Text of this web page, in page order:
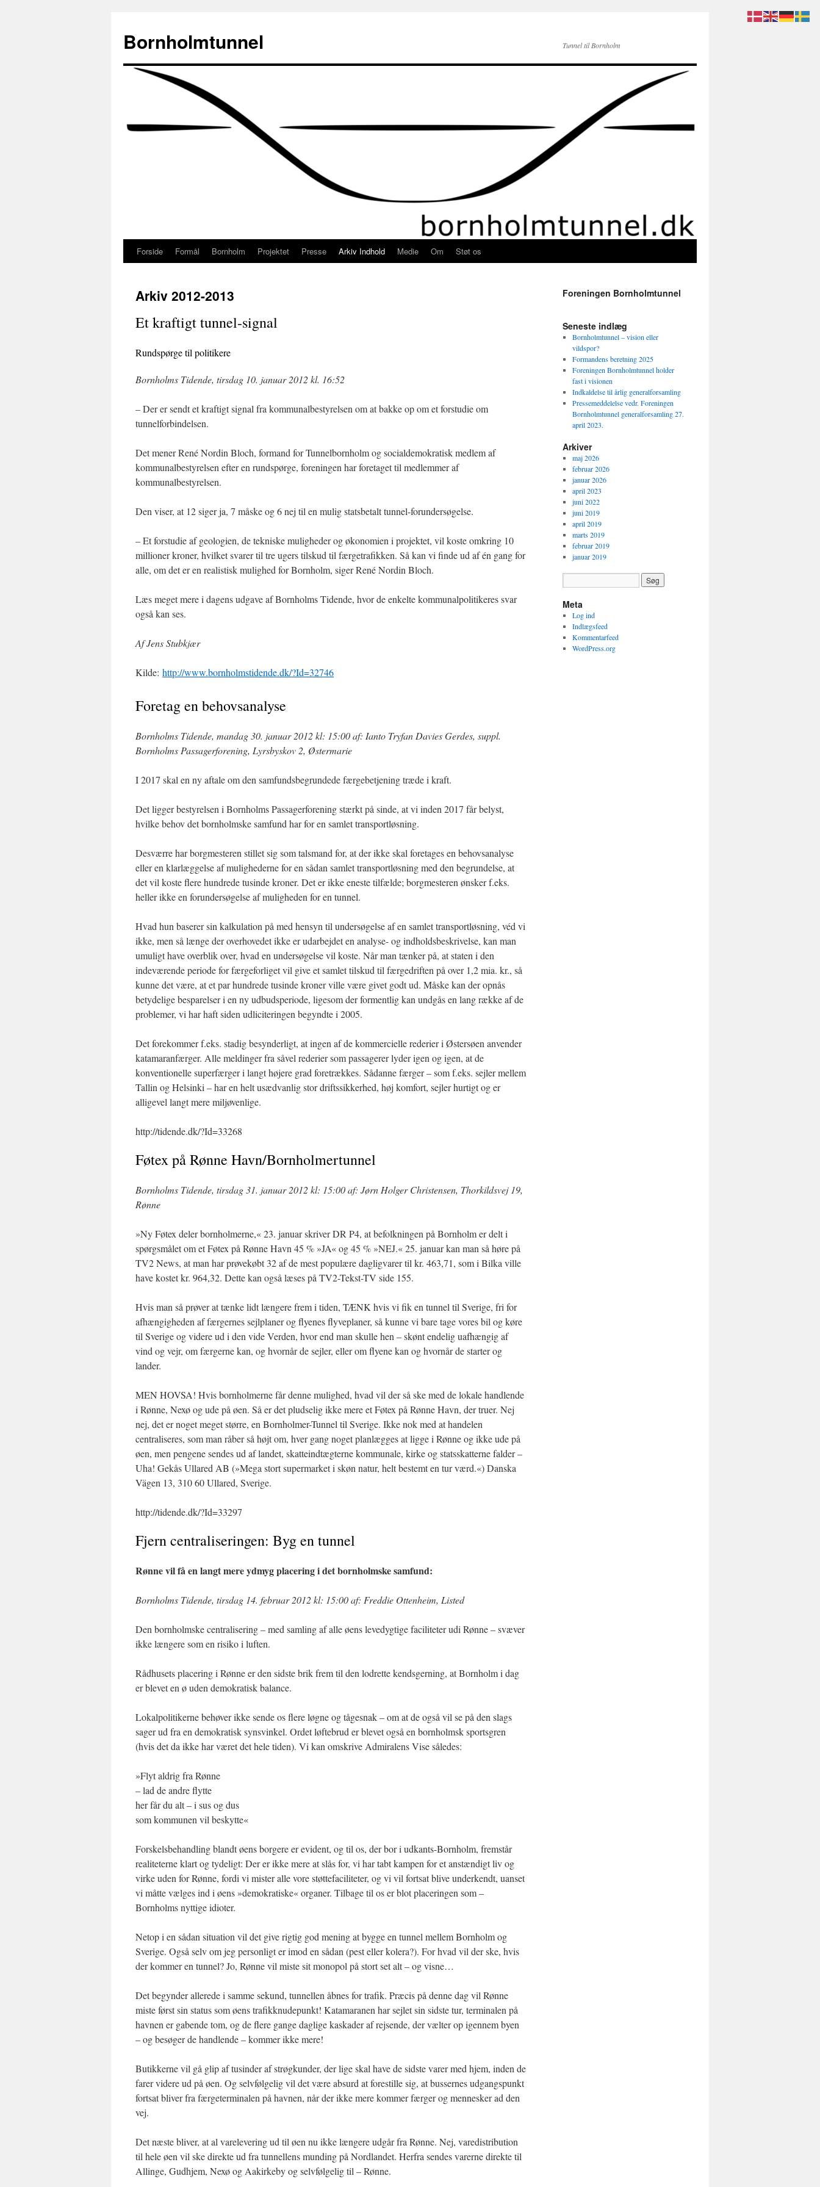
Bornholmtunnel Tunnel til Bornholm
Hop
indhold
Forside Formål Bornholm Projektet Presse Arkiv Indhold Medie Om Støt os
Arkiv 2012-2013
Et kraftigt tunnel-signal
Rundspørge til politikere
Bornholms Tidende, tirsdag 10. januar 2012 kl. 16:52
– Der er sendt et kraftigt signal fra kommunalbestyrelsen om at bakke op om et forstudie om
tunnelforbindelsen.
Det mener René Nordin Bloch, formand for Tunnelbornholm og socialdemokratisk medlem af
kommunalbestyrelsen efter en rundspørge, foreningen har foretaget til medlemmer af
kommunalbestyrelsen.
Den viser, at 12 siger ja, 7 måske og 6 nej til en mulig statsbetalt tunnel-forundersøgelse.
– Et forstudie af geologien, de tekniske muligheder og økonomien i projektet, vil koste omkring 10
millioner kroner, hvilket svarer til tre ugers tilskud til færgetrafikken. Så kan vi finde ud af én gang for
alle, om det er en realistisk mulighed for Bornholm, siger René Nordin Bloch.
Læs meget mere i dagens udgave af Bornholms Tidende, hvor de enkelte kommunalpolitikeres svar
også kan ses.
Af Jens Stubkjær
Kilde: http://www.bornholmstidende.dk/?Id=32746
Foretag en behovsanalyse
Bornholms Tidende, mandag 30. januar 2012 kl: 15:00 af: Ianto Tryfan Davies Gerdes, suppl.
Bornholms Passagerforening, Lyrsbyskov 2, Østermarie
I 2017 skal en ny aftale om den samfundsbegrundede færgebetjening træde i kraft.
Det ligger bestyrelsen i Bornholms Passagerforening stærkt på sinde, at vi inden 2017 får belyst,
hvilke behov det bornholmske samfund har for en samlet transportløsning.
Desværre har borgmesteren stillet sig som talsmand for, at der ikke skal foretages en behovsanalyse
eller en klarlæggelse af mulighederne for en sådan samlet transportløsning med den begrundelse, at
det vil koste flere hundrede tusinde kroner. Det er ikke eneste tilfælde; borgmesteren ønsker f.eks.
heller ikke en forundersøgelse af muligheden for en tunnel.
Hvad hun baserer sin kalkulation på med hensyn til undersøgelse af en samlet transportløsning, véd vi
ikke, men så længe der overhovedet ikke er udarbejdet en analyse- og indholdsbeskrivelse, kan man
umuligt have overblik over, hvad en undersøgelse vil koste. Når man tænker på, at staten i den
indeværende periode for færgeforliget vil give et samlet tilskud til færgedriften på over 1,2 mia. kr., så
kunne det være, at et par hundrede tusinde kroner ville være givet godt ud. Måske kan der opnås
betydelige besparelser i en ny udbudsperiode, ligesom der formentlig kan undgås en lang række af de
problemer, vi har haft siden udliciteringen begyndte i 2005.
Det forekommer f.eks. stadig besynderligt, at ingen af de kommercielle rederier i Østersøen anvender
katamaranfærger. Alle meldinger fra såvel rederier som passagerer lyder igen og igen, at de
konventionelle superfærger i langt højere grad foretrækkes. Sådanne færger – som f.eks. sejler mellem
Tallin og Helsinki – har en helt usædvanlig stor driftssikkerhed, høj komfort, sejler hurtigt og er
alligevel langt mere miljøvenlige.
http://tidende.dk/?Id=33268
Føtex på Rønne Havn/Bornholmertunnel
Bornholms Tidende, tirsdag 31. januar 2012 kl: 15:00 af: Jørn Holger Christensen, Thorkildsvej 19,
Rønne
»Ny Føtex deler bornholmerne,« 23. januar skriver DR P4, at befolkningen på Bornholm er delt i
spørgsmålet om et Føtex på Rønne Havn 45 % »JA« og 45 % »NEJ.« 25. januar kan man så høre på
TV2 News, at man har prøvekøbt 32 af de mest populære dagligvarer til kr. 463,71, som i Bilka ville
have kostet kr. 964,32. Dette kan også læses på TV2-Tekst-TV side 155.
Hvis man så prøver at tænke lidt længere frem i tiden, TÆNK hvis vi fik en tunnel til Sverige, fri for
afhængigheden af færgernes sejlplaner og flyenes flyveplaner, så kunne vi bare tage vores bil og køre
til Sverige og videre ud i den vide Verden, hvor end man skulle hen – skønt endelig uafhængig af
vind og vejr, om færgerne kan, og hvornår de sejler, eller om flyene kan og hvornår de starter og
lander.
MEN HOVSA! Hvis bornholmerne får denne mulighed, hvad vil der så ske med de lokale handlende
i Rønne, Nexø og ude på øen. Så er det pludselig ikke mere et Føtex på Rønne Havn, der truer. Nej
nej, det er noget meget større, en Bornholmer-Tunnel til Sverige. Ikke nok med at handelen
centraliseres, som man råber så højt om, hver gang noget planlægges at ligge i Rønne og ikke ude på
øen, men pengene sendes ud af landet, skatteindtægterne kommunale, kirke og statsskatterne falder –
Uha! Gekås Ullared AB (»Mega stort supermarket i skøn natur, helt bestemt en tur værd.«) Danska
Vägen 13, 310 60 Ullared, Sverige.
http://tidende.dk/?Id=33297
Fjern centraliseringen: Byg en tunnel
Rønne vil få en langt mere ydmyg placering i det bornholmske samfund:
Bornholms Tidende, tirsdag 14. februar 2012 kl: 15:00 af: Freddie Ottenheim, Listed
Den bornholmske centralisering – med samling af alle øens levedygtige faciliteter udi Rønne – svæver
ikke længere som en risiko i luften.
Rådhusets placering i Rønne er den sidste brik frem til den lodrette kendsgerning, at Bornholm i dag
er blevet en ø uden demokratisk balance.
Lokalpolitikerne behøver ikke sende os flere løgne og tågesnak – om at de også vil se på den slags
sager ud fra en demokratisk synsvinkel. Ordet løftebrud er blevet også en bornholmsk sportsgren
(hvis det da ikke har været det hele tiden). Vi kan omskrive Admiralens Vise således:
»Flyt aldrig fra Rønne
– lad de andre flytte
her får du alt – i sus og dus
som kommunen vil beskytte«
Forskelsbehandling blandt øens borgere er evident, og til os, der bor i udkants-Bornholm, fremstår
realiteterne klart og tydeligt: Der er ikke mere at slås for, vi har tabt kampen for et anstændigt liv og
virke uden for Rønne, fordi vi mister alle vore støttefaciliteter, og vi vil fortsat blive underkendt, uanset
vi måtte vælges ind i øens »demokratiske« organer. Tilbage til os er blot placeringen som –
Bornholms nyttige idioter.
Netop i en sådan situation vil det give rigtig god mening at bygge en tunnel mellem Bornholm og
Sverige. Også selv om jeg personligt er imod en sådan (pest eller kolera?). For hvad vil der ske, hvis
der kommer en tunnel? Jo, Rønne vil miste sit monopol på stort set alt – og visne…
Det begynder allerede i samme sekund, tunnellen åbnes for trafik. Præcis på denne dag vil Rønne
miste først sin status som øens trafikknudepunkt! Katamaranen har sejlet sin sidste tur, terminalen på
havnen er gabende tom, og de flere gange daglige kaskader af rejsende, der vælter op igennem byen
– og besøger de handlende – kommer ikke mere!
Butikkerne vil gå glip af tusinder af strøgkunder, der lige skal have de sidste varer med hjem, inden de
farer videre ud på øen. Og selvfølgelig vil det være absurd at forestille sig, at bussernes udgangspunkt
fortsat bliver fra færgeterminalen på havnen, når der ikke mere kommer færger og mennesker ad den
vej.
Det næste bliver, at al varelevering ud til øen nu ikke længere udgår fra Rønne. Nej, varedistribution
til hele øen vil ske direkte ud fra tunnellens munding på Nordlandet. Herfra sendes varerne direkte til
Allinge, Gudhjem, Nexø og Aakirkeby og selvfølgelig til – Rønne.
Foreningen Bornholmtunnel
Seneste indlæg
Bornholmtunnel – vision eller
vildspor?
Formandens beretning 2025
Foreningen Bornholmtunnel holder
fast i visionen
Indkaldelse til årlig generalforsamling
Pressemeddelelse vedr. Foreningen
Bornholmtunnel generalforsamling 27.
april 2023.
Arkiver
maj 2026
februar 2026
januar 2026
april 2023
juni 2022
juni 2019
april 2019
marts 2019
februar 2019
januar 2019
Meta
Log ind
Indlægsfeed
Kommentarfeed
WordPress.org